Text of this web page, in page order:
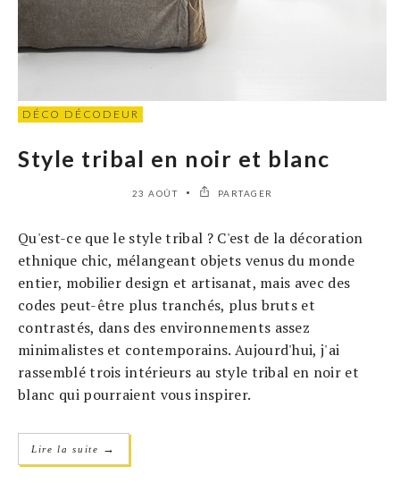
DÉCO DÉCODEUR
Style tribal en noir et blanc
23 AOÛT PARTAGER
Qu'est-ce que le style tribal ? C'est de la décoration
ethnique chic, mélangeant objets venus du monde
entier, mobilier design et artisanat, mais avec des
codes peut-être plus tranchés, plus bruts et
contrastés, dans des environnements assez
minimalistes et contemporains. Aujourd'hui, j'ai
rassemblé trois intérieurs au style tribal en noir et
blanc qui pourraient vous inspirer.
Lire la suite →